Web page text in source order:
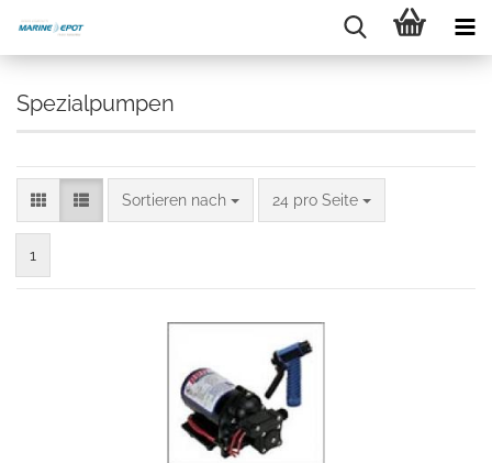
Spezialpumpen
Sortieren nach 24 pro Seite
1